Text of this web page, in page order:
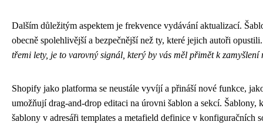
Dalším důležitým aspektem je frekvence vydávání aktualizací.
obecně spolehlivější a bezpečnější než ty, které jejich autoři
třemi lety, je to varovný signál, který by vás měl přimět k
Shopify jako platforma se neustále vyvíjí a přináší nové funkce,
umožňují drag-and-drop editaci na úrovni šablon a sekcí.
šablony v adresáři templates a metafield definice v konfiguračních